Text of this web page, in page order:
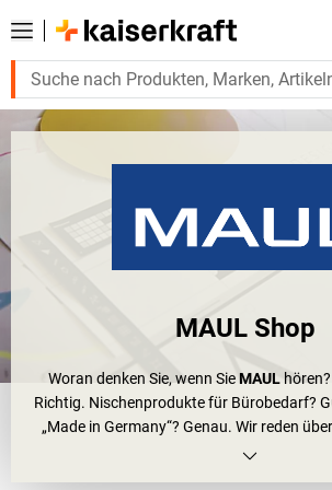
MAUL Shop
Woran denken Sie, wenn SieMAULhören?
Richtig. Nischenprodukte für Bürobedarf?
„Made in Germany“? Genau. Wir reden
modernsten Betriebe am Standort